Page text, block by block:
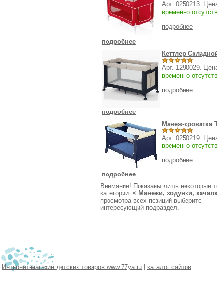
подробнее
Арт. 0250213.
временно
подробнее
подробнее
Кеттлер
Арт. 1290029.
временно
подробнее
подробнее
Манеж-кроватка
Арт. 0250219.
временно
подробнее
Внимание! Показаны лишь некоторые
категории: < Манежи, ходунки,
просмотра всех позиций выберите
интересующий подраздел.
Интернет-магазин детских товаров www.77ya.ru каталог сайтов